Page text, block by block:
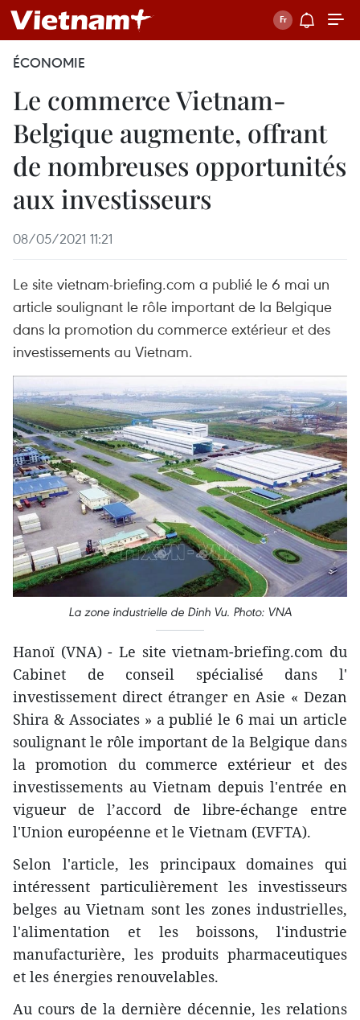
ÉCONOMIE
Le commerce Vietnam-
Belgique augmente, offrant
de nombreuses opportunités
aux investisseurs
08/05/2021 11:21
Le site vietnam-briefing.com a publié le 6 mai un
article soulignant le rôle important de la Belgique
dans la promotion du commerce extérieur et des
investissements au Vietnam.
La zone industrielle de Dinh Vu. Photo: VNA
Hanoï (VNA) - Le site vietnam-briefing.com du
Cabinet de conseil spécialisé dans l'
investissement direct étranger en Asie « Dezan
Shira & Associates » a publié le 6 mai un article
soulignant le rôle important de la Belgique dans
la promotion du commerce extérieur et des
investissements au Vietnam depuis l'entrée en
vigueur de l’accord de libre-échange entre
l'Union européenne et le Vietnam (EVFTA).
Selon l'article, les principaux domaines qui
intéressent particulièrement les investisseurs
belges au Vietnam sont les zones industrielles,
l'alimentation et les boissons, l'industrie
manufacturière, les produits pharmaceutiques
et les énergies renouvelables.
Au cours de la dernière décennie, les relations